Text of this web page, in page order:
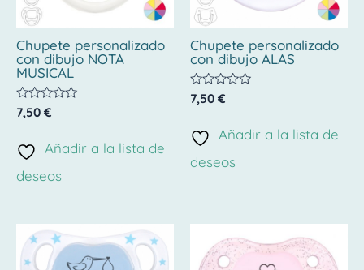
Chupete personalizado
con dibujo NOTA
MUSICAL
Valorado
con
de
5
7,50 €
Añadir a la lista de
deseos
Chupete personalizado
con dibujo ALAS
Valorado
con
de
5
7,50 €
Añadir a la lista de
deseos